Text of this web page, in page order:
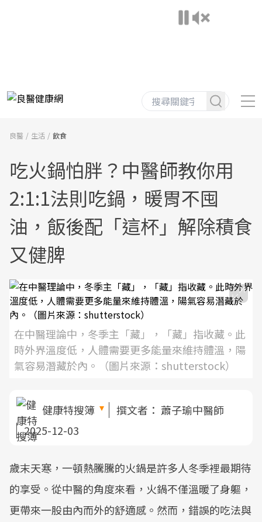
良醫 生活 飲食
吃火鍋怕胖？中醫師教你用
2:1:1法則吃鍋，暖胃不囤
油，飯後配「這杯」解除積食
又健脾
在中醫理論中，冬季主「藏」，「藏」指收藏。此
時外界溫度低，人體需要更多能量來維持體溫，陽
氣容易潛藏於內。（圖片來源：shutterstock）
健康特搜簿 撰文者： 蕭子瑜中醫師
2025-12-03
歲末天寒，一頓熱騰騰的火鍋是許多人冬季裡最期待
的享受。從中醫的角度來看，火鍋不僅溫暖了身軀，
更帶來一股由內而外的舒適感。然而，錯誤的吃法與